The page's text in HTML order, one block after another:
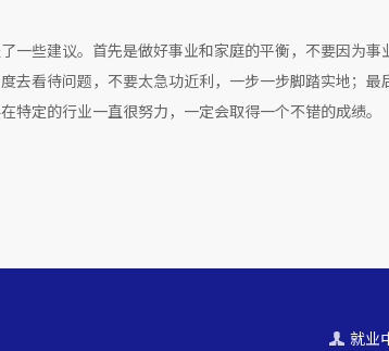
一些建议。首先是做好事业和家庭的平衡，不要因为
去看待问题，不要太急功近利，一步一步脚踏实地；
定的行业一直很努力，一定会取得一个不错的成绩。
就业